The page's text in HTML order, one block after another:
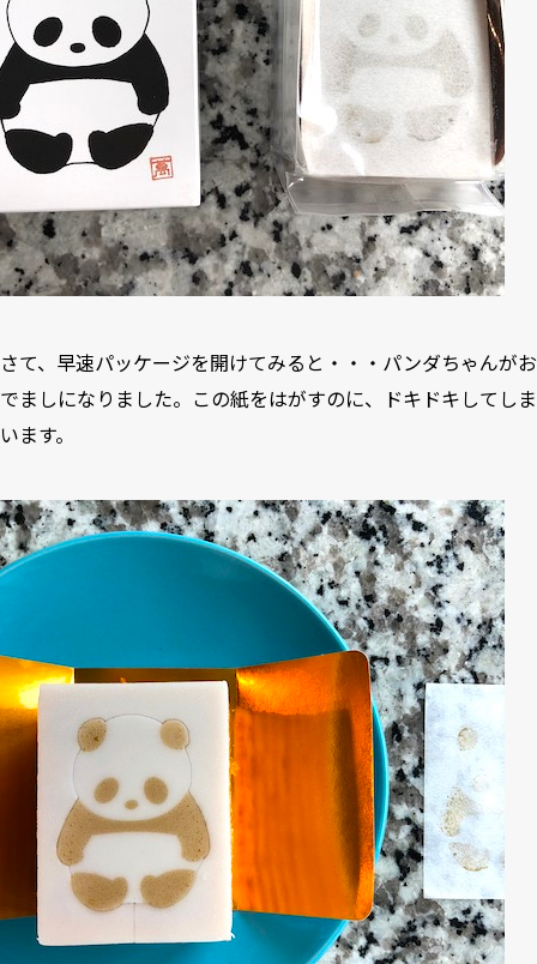
さて、早速パッケージを開けてみると・・・パンダちゃんがお
でましになりました。この紙をはがすのに、ドキドキしてしま
います。